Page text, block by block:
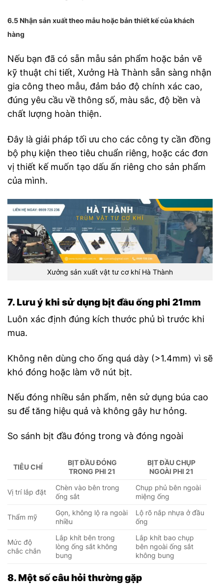
6.5 Nhận sản xuất theo mẫu hoặc bản thiết kế của khách
hàng
Nếu bạn đã có sẵn mẫu sản phẩm hoặc bản vẽ
kỹ thuật chi tiết, Xưởng Hà Thành sẵn sàng nhận
gia công theo mẫu, đảm bảo độ chính xác cao,
đúng yêu cầu về thông số, màu sắc, độ bền và
chất lượng hoàn thiện.
Đây là giải pháp tối ưu cho các công ty cần đồng
bộ phụ kiện theo tiêu chuẩn riêng, hoặc các đơn
vị thiết kế muốn tạo dấu ấn riêng cho sản phẩm
của mình.
Xưởng sản xuất vật tư cơ khí Hà Thành
7. Lưu ý khi sử dụng bịt đầu ống phi 21mm
Luôn xác định đúng kích thước phủ bì trước khi
mua.
Không nên dùng cho ống quá dày (>1.4mm) vì sẽ
khó đóng hoặc làm vỡ nút bịt.
Nếu đóng nhiều sản phẩm, nên sử dụng búa cao
su để tăng hiệu quả và không gây hư hỏng.
So sánh bịt đầu đóng trong và đóng ngoài
TIÊU CHÍ
BỊT ĐẦU ĐÓNG
TRONG PHI 21
BỊT ĐẦU CHỤP
NGOÀI PHI 21
Vị trí lắp đặt
Chèn vào bên trong
ống sắt
Chụp phủ bên ngoài
miệng ống
Thẩm mỹ
Gọn, không lộ ra ngoài
nhiều
Lộ rõ nắp nhựa ở đầu
ống
Mức độ
chắc chắn
Lắp khít bên trong
lòng ống sắt không
bung
Lắp khít bao chụp
bên ngoài ống sắt
không bung
8. Một số câu hỏi thường gặp